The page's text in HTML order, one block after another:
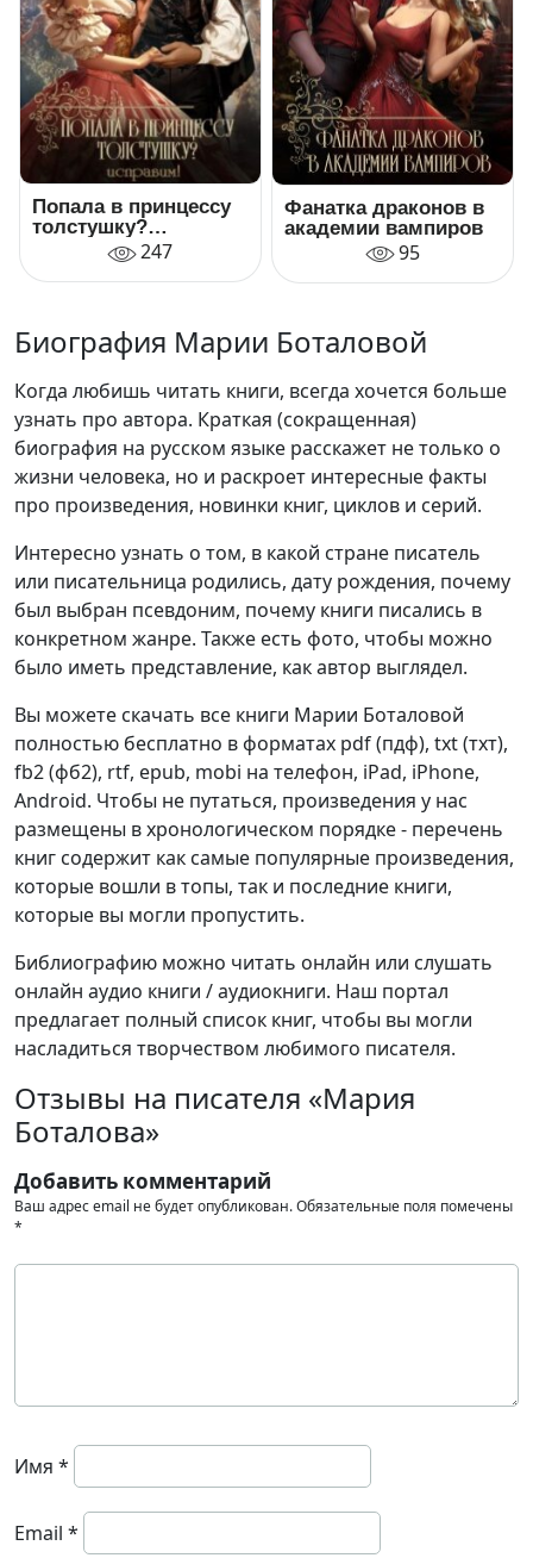
Попала в принцессу
толстушку?
Исправим! 247
Фанатка драконов в
академии вампиров
95
Биография Марии Боталовой
Когда любишь читать книги, всегда хочется больше
узнать про автора. Краткая (сокращенная)
биография на русском языке расскажет не только о
жизни человека, но и раскроет интересные факты
про произведения, новинки книг, циклов и серий.
Интересно узнать о том, в какой стране писатель
или писательница родились, дату рождения, почему
был выбран псевдоним, почему книги писались в
конкретном жанре. Также есть фото, чтобы можно
было иметь представление, как автор выглядел.
Вы можете скачать все книги Марии Боталовой
полностью бесплатно в форматах pdf (пдф), txt (тхт),
fb2 (фб2), rtf, epub, mobi на телефон, iPad, iPhone,
Android. Чтобы не путаться, произведения у нас
размещены в хронологическом порядке - перечень
книг содержит как самые популярные произведения,
которые вошли в топы, так и последние книги,
которые вы могли пропустить.
Библиографию можно читать онлайн или слушать
онлайн аудио книги / аудиокниги. Наш портал
предлагает полный список книг, чтобы вы могли
насладиться творчеством любимого писателя.
Отзывы на писателя «Мария
Боталова»
Добавить комментарий
Ваш адрес email не будет опубликован.Обязательные поля помечены
*
Имя *
Email *